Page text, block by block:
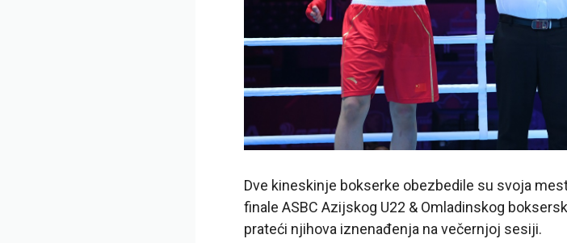
Dve kineskinje bokserke obezbedile su svoja
finale ASBC Azijskog U22 & Omladinskog
prateći njihova iznenađenja na večernjoj sesiji.